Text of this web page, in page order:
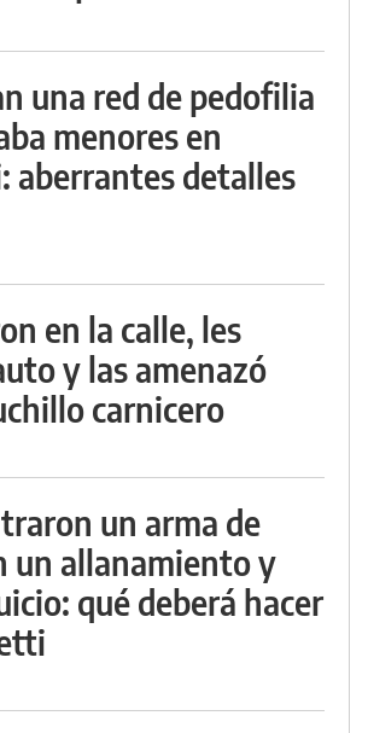
una red de pedofilia
menores en
aberrantes detalles
en la calle, les
y las amenazó
carnicero
un arma de
un allanamiento y
qué deberá hacer